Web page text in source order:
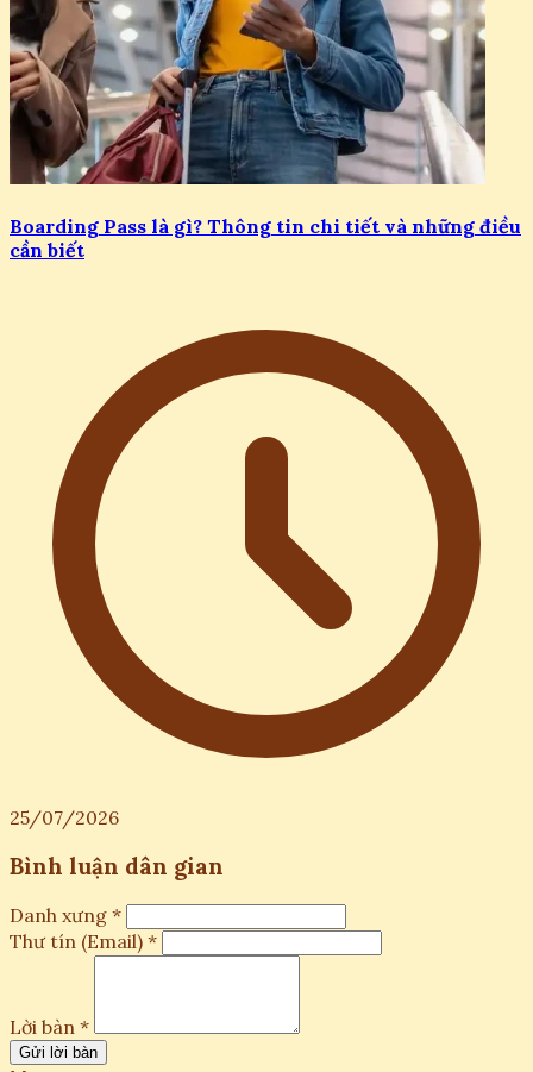
Boarding Pass là gì? Thông tin chi tiết và những điều
cần biết
25/07/2026
Bình luận dân gian
Danh xưng *
Thư tín (Email) *
Lời bàn *
Gửi lời bàn